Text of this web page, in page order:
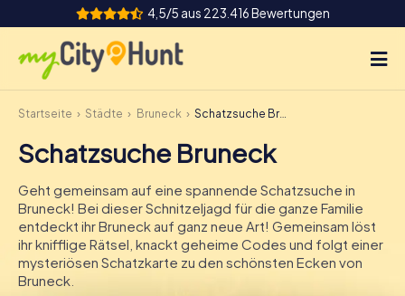
4,5/5 aus 223.416 Bewertungen
So funktioniert's
Städte
Touren
Teamevent
Tickets
Startseite Städte Bruneck Schatzsuche Bruneck
Schatzsuche Bruneck
Geht gemeinsam auf eine spannende Schatzsuche in
Bruneck! Bei dieser Schnitzeljagd für die ganze Familie
entdeckt ihr Bruneck auf ganz neue Art! Gemeinsam löst
ihr knifflige Rätsel, knackt geheime Codes und folgt einer
mysteriösen Schatzkarte zu den schönsten Ecken von
Bruneck.